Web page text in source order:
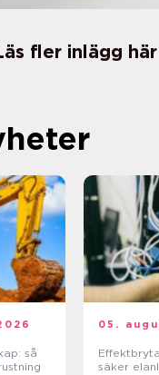
fler inlägg här
så
05.
Effektbrytare
säker